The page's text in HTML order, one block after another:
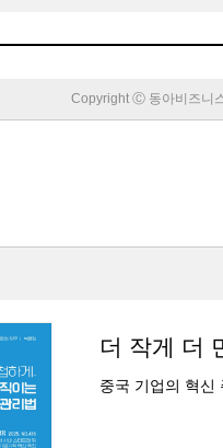
Copyright Ⓒ 동아비즈니
더 작게 더
중국 기업의 혁신